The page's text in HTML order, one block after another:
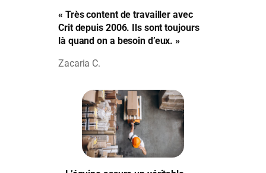
« Très content de travailler avec
Crit depuis 2006. Ils sont toujours
là quand on a besoin d’eux. »
Zacaria C.